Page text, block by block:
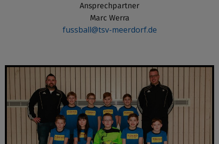
Ansprechpartner
Marc Werra
fussball@tsv-meerdorf.de